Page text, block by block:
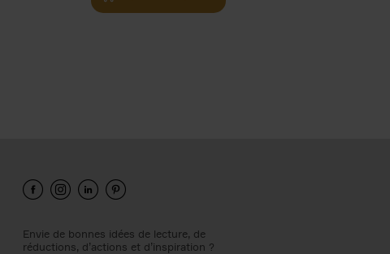
Envie de bonnes idées de lecture, de
réductions, d’actions et d’inspiration ?